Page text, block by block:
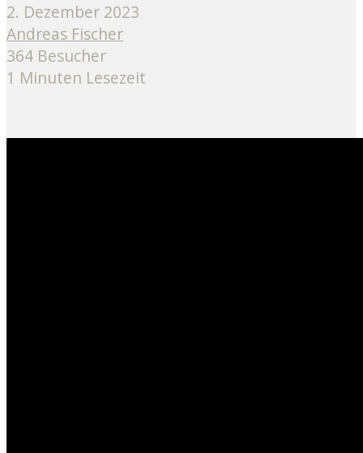
2. Dezember 2023
Andreas Fischer
364 Besucher
1 Minuten Lesezeit